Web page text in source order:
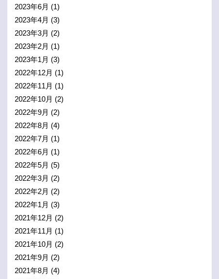
2023年6月 (1)
2023年4月 (3)
2023年3月 (2)
2023年2月 (1)
2023年1月 (3)
2022年12月 (1)
2022年11月 (1)
2022年10月 (2)
2022年9月 (2)
2022年8月 (4)
2022年7月 (1)
2022年6月 (1)
2022年5月 (5)
2022年3月 (2)
2022年2月 (2)
2022年1月 (3)
2021年12月 (2)
2021年11月 (1)
2021年10月 (2)
2021年9月 (2)
2021年8月 (4)